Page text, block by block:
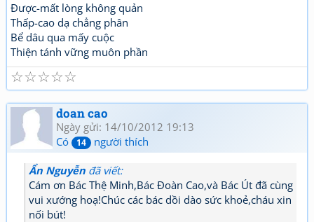
Được-mất lòng không quản
Thấp-cao dạ chẳng phân
Bể dâu qua mấy cuộc
Thiện tánh vững muôn phần
☆
☆
☆
☆
☆
doan cao
Ngày gửi: 14/10/2012 19:13
Có
14 người thích
Ẩn Nguyễn đã viết:
Cám ơn Bác Thệ Minh,Bác Đoàn Cao,và Bác Út đã cùng
vui xướng hoạ!Chúc các bác dồi dào sức khoẻ,cháu xin
nối bút!